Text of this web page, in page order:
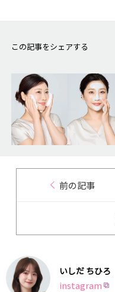
この記事をシェアする
前の記事
いしだ ちひろ
instagram